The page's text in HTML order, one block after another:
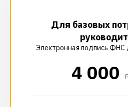
Для базовых
Электронная подпись ФНС
4 000